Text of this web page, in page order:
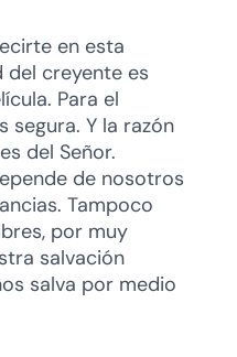
en esta
del creyente es
Para el
segura. Y la razón
del Señor.
de nosotros
Tampoco
por muy
salvación
salva por medio